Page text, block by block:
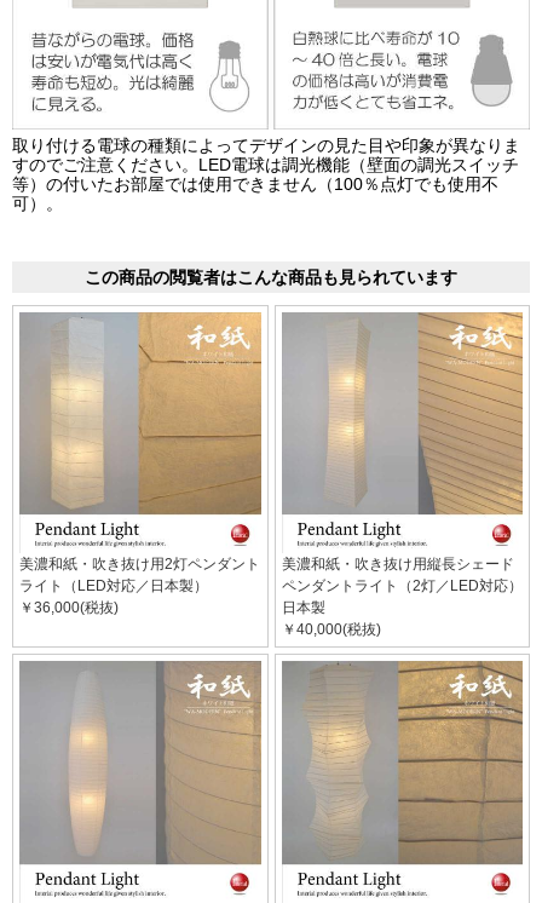
取り付ける電球の種類によってデザインの見た目や印象が異なりま
すのでご注意ください。LED電球は調光機能（壁面の調光スイッチ
等）の付いたお部屋では使用できません（100％点灯でも使用不
可）。
この商品の閲覧者はこんな商品も見られています
美濃和紙・吹き抜け用2灯ペンダント
ライト（LED対応／日本製）
￥36,000(税抜)
美濃和紙・吹き抜け用縦長シェード
ペンダントライト（2灯／LED対応）
日本製
￥40,000(税抜)